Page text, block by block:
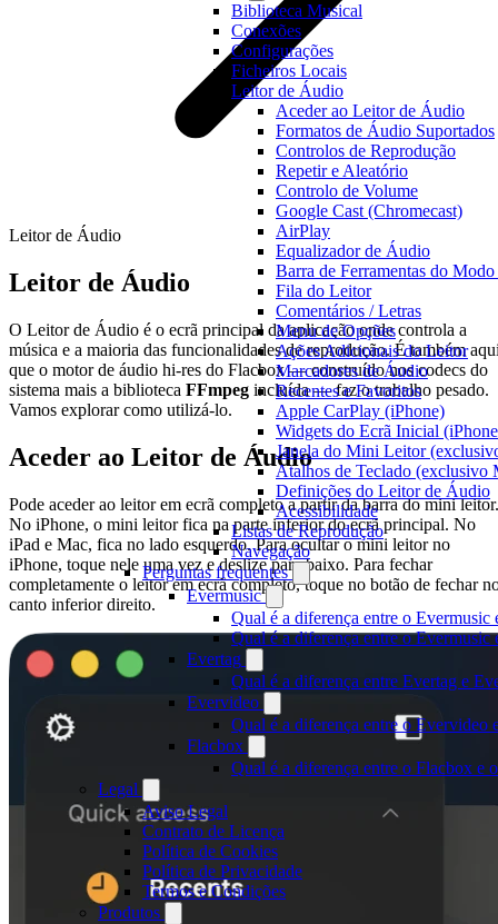
Biblioteca Musical
Conexões
Configurações
Ficheiros Locais
Leitor de Áudio
Aceder ao Leitor de Áudio
Formatos de Áudio Suportados
Controlos de Reprodução
Repetir e Aleatório
Controlo de Volume
Google Cast (Chromecast)
AirPlay
Equalizador de Áudio
Barra de Ferramentas do
Fila do Leitor
Comentários / Letras
Menu de Opções
Ações Adicionais do Leitor
Marcadores de Áudio
Recentes e Favoritos
Apple CarPlay (iPhone)
Widgets do Ecrã Inicial
Janela do Mini Leitor
Atalhos de Teclado (exclusivo
Definições do Leitor de Áudio
Acessibilidade
Listas de Reprodução
Navegação
Perguntas frequentes
Evermusic
Qual é a diferença entre o Evermusic
Qual é a diferença entre o
Evertag
Qual é a diferença entre Evertag e
Evervideo
Qual é a diferença entre o Evervideo
Flacbox
Qual é a diferença entre o Flacbox e
Legal
Aviso Legal
Contrato de Licença
Política de Cookies
Política de Privacidade
Termos e Condições
Produtos
Leitor de Áudio
Leitor de Áudio
O Leitor de Áudio é o ecrã principal da aplicação onde controla a
música e a maioria das funcionalidades de reprodução. É também
que o motor de áudio hi-res do Flacbox — construído nos codecs do
sistema mais a biblioteca FFmpeg incluída — faz o trabalho pesado.
Vamos explorar como utilizá-lo.
Aceder ao Leitor de Áudio
Pode aceder ao leitor em ecrã completo a partir da barra do mini leitor.
No iPhone, o mini leitor fica na parte inferior do ecrã principal. No
iPad e Mac, fica no lado esquerdo. Para ocultar o mini leitor no
iPhone, toque nele uma vez e deslize para baixo. Para fechar
completamente o leitor em ecrã completo, toque no botão de fechar
canto inferior direito.